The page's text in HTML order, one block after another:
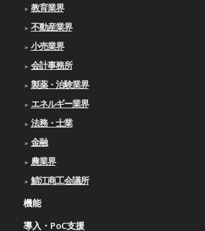
教育業界
不動産業界
小売業界
会計事務所
製薬・治験業界
エネルギー業界
法務・士業
金融
農業界
鯖江商工会議所
機能
導入・PoC支援